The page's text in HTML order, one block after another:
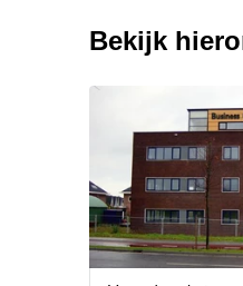
Bekijk